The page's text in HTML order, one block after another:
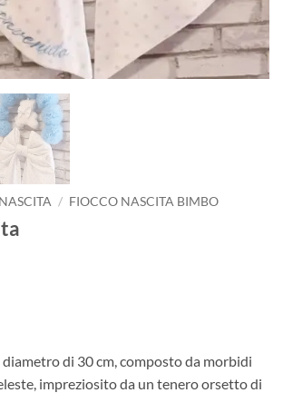
/ FIOCCO NASCITA BIMBO
diametro di 30 cm, composto da morbidi
impreziosito da un tenero orsetto di